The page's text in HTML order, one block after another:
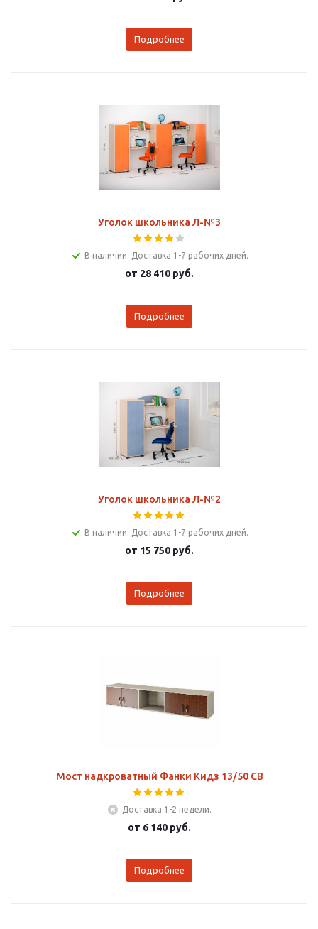
Подробнее
Уголок школьника Л-№3
В наличии. Доставка 1-7 рабочих дней.
от 28 410 руб.
Подробнее
Уголок школьника Л-№2
В наличии. Доставка 1-7 рабочих дней.
от 15 750 руб.
Подробнее
Мост надкроватный Фанки Кидз 13/50 СВ
Доставка 1-2 недели.
от 6 140 руб.
Подробнее